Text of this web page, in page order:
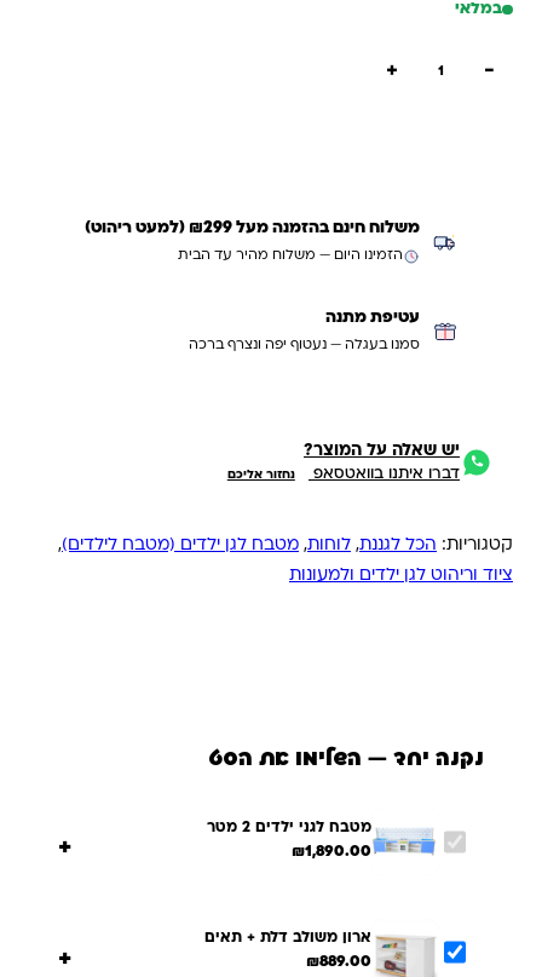
במלאי
משלוח חינם בהזמנה מעל ₪299 (למעט ריהוט)
הזמינו היום — משלוח מהיר עד הבית
עטיפת מתנה
סמנו בעגלה — נעטוף יפה ונצרף ברכה
יש שאלה על המוצר?
דברו איתנו בוואטסאפ נחזור אליכם
קטגוריות:הכל לגננת,לוחות ,מטבח לגן ילדים (מטבח לילדים),
ציוד וריהוט לגן ילדים ולמעונות
נקנה יחד — השלימו את הסט
מטבח לגני ילדים 2 מטר
₪1,890.00
ארון משולב דלת + תאים
₪889.00